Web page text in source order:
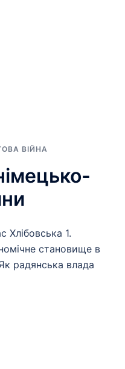
ВІЙНА
Хлібовська 1.
становище в
радянська влада